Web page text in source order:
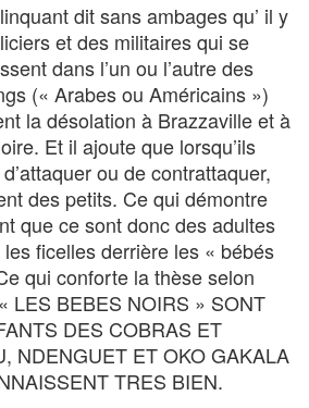
dit sans ambages qu’ il y
et des militaires qui se
dans l’un ou l’autre des
(« Arabes ou Américains »)
la désolation à Brazzaville et à
Et il ajoute que lorsqu’ils
ou de contrattaquer,
des petits. Ce qui démontre
que ce sont donc des adultes
ficelles derrière les « bébés
qui conforte la thèse selon
LES BEBES NOIRS » SONT
DES COBRAS ET
NDENGUET ET OKO GAKALA
TRES BIEN.